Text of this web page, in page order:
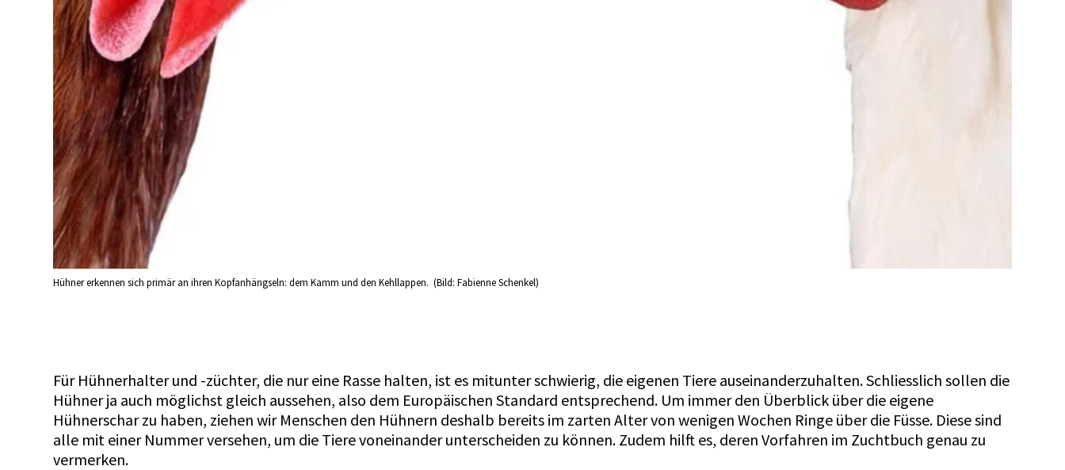
Hühner erkennen sich primär an ihren Kopfanhängseln: dem Kamm und den Kehllappen. (Bild: Fabienne Schenkel)
Für Hühnerhalter und -züchter, die nur eine Rasse halten, ist es mitunter schwierig, die eigenen Tiere auseinanderzuhalten. Schliesslich sollen die
Hühner ja auch möglichst gleich aussehen, also dem Europäischen Standard entsprechend. Um immer den Überblick über die eigene
Hühnerschar zu haben, ziehen wir Menschen den Hühnern deshalb bereits im zarten Alter von wenigen Wochen Ringe über die Füsse. Diese sind
alle mit einer Nummer versehen, um die Tiere voneinander unterscheiden zu können. Zudem hilft es, deren Vorfahren im Zuchtbuch genau zu
vermerken.